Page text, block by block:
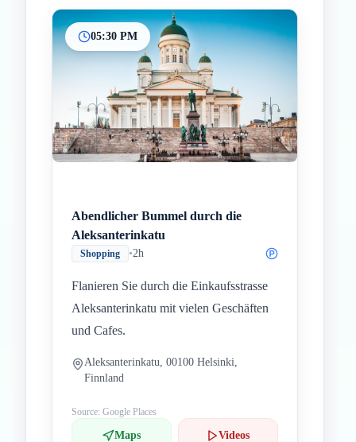
05:30 PM
Abendlicher Bummel durch die
Aleksanterinkatu
Shopping •2h
Flanieren Sie durch die Einkaufsstrasse
Aleksanterinkatu mit vielen Geschäften
und Cafes.
Aleksanterinkatu, 00100 Helsinki,
Finnland
Source: Google Places
Maps Videos